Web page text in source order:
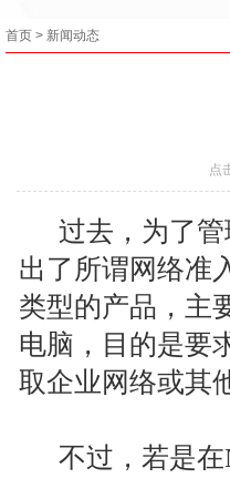
首页 > 新闻动态
点
过去，为了管
出了所谓网络准
类型的产品，主
电脑，目的是要
取企业网络或其
不过，若是在